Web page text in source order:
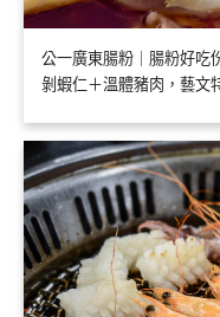
公一廣東腸粉｜腸粉好吃
剝蝦仁＋溫體豬肉，藝文